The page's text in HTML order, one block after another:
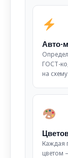
Авто-
ГОСТ-
на схему
Каждая
цветом